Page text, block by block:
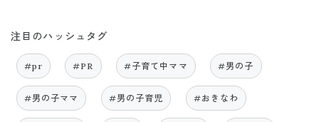
注目のハッシュタグ
#pr #PR #子育て中ママ #男の子
#男の子ママ #男の子育児 #おきなわ